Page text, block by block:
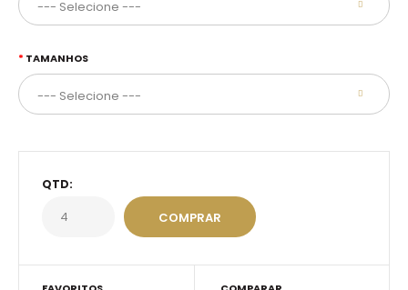
TAMANHOS
QTD: